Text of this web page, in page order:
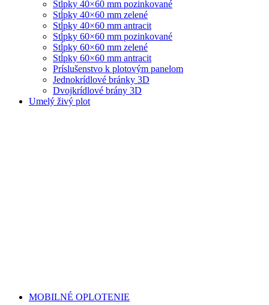
Stĺpky 40×60 mm pozinkované
Stĺpky 40×60 mm zelené
Stĺpky 40×60 mm antracit
Stĺpky 60×60 mm pozinkované
Stĺpky 60×60 mm zelené
Stĺpky 60×60 mm antracit
Príslušenstvo k plotovým panelom
Jednokrídlové bránky 3D
Dvojkrídlové brány 3D
Umelý živý plot
MOBILNÉ OPLOTENIE